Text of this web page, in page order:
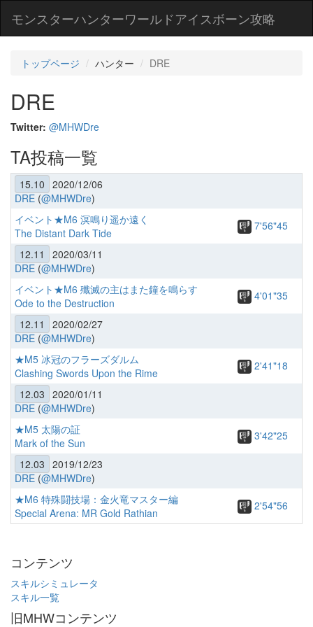
モンスターハンターワールドアイスボーン攻略
トップページ ハンター DRE
DRE
Twitter: @MHWDre
TA投稿一覧
15.10 2020/12/06
DRE (@MHWDre)
イベント★M6 溟鳴り遥か遠く
The Distant Dark Tide
7'56"45
12.11
2020/03/11
DRE (@MHWDre)
イベント★M6 殲滅の主はまた鐘を鳴らす
Ode to the Destruction
4'01"35
12.11
2020/02/27
DRE (@MHWDre)
★M5 冰冠のフラーズダルム
Clashing Swords Upon the Rime
2'41"18
12.03 2020/01/11
DRE (@MHWDre)
★M5 太陽の証
Mark of the Sun
3'42"25
12.03 2019/12/23
DRE (@MHWDre)
★M6 特殊闘技場：金火竜マスター編
Special Arena: MR Gold Rathian
2'54"56
コンテンツ
スキルシミュレータ
スキル一覧
旧MHWコンテンツ